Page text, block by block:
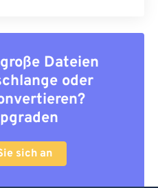
Dateien
oder
sich an